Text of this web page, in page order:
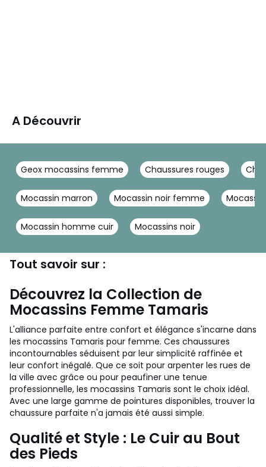
A Découvrir
Geox mocassins femme Chaussures rouges
Mocassin marron Mocassin noir femme
Mocassin homme cuir Mocassins noir
Tout savoir sur :
Découvrez la Collection de
Mocassins Femme Tamaris
L'alliance parfaite entre confort et élégance s'incarne dans
les mocassins Tamaris pour femme. Ces chaussures
incontournables séduisent par leur simplicité raffinée et
leur confort inégalé. Que ce soit pour arpenter les rues de
la ville avec grâce ou pour peaufiner une tenue
professionnelle, les mocassins Tamaris sont le choix idéal.
Avec une large gamme de pointures disponibles, trouver la
chaussure parfaite n'a jamais été aussi simple.
Qualité et Style : Le Cuir au Bout
des Pieds